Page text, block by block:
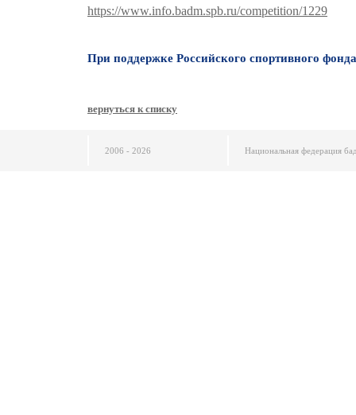
https://www.info.badm.spb.ru/competition/1229
При поддержке Российского спортивного фонда
вернуться к списку
2006 - 2026 Национальная федерация